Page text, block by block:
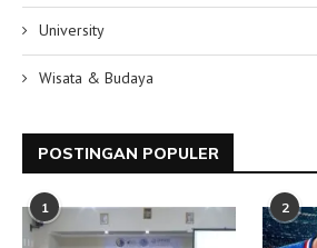
University
Wisata & Budaya
POSTINGAN POPULER
1 2